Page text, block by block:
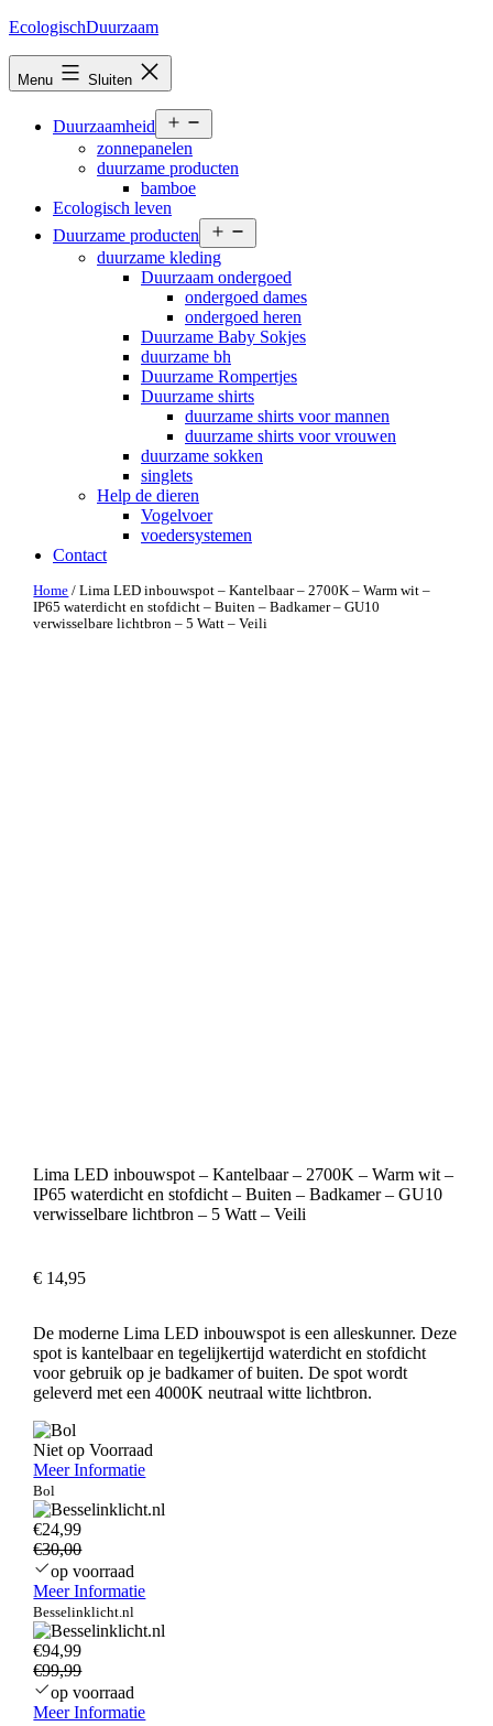
Ga
inhoud
EcologischDuurzaam
Menu Sluiten
Duurzaamheid
menu
zonnepanelen
duurzame producten
bamboe
Ecologisch leven
Duurzame producten
menu
duurzame kleding
Duurzaam ondergoed
ondergoed dames
ondergoed heren
Duurzame Baby Sokjes
duurzame bh
Duurzame Rompertjes
Duurzame shirts
duurzame shirts voor mannen
duurzame shirts voor vrouwen
duurzame sokken
singlets
Help de dieren
Vogelvoer
voedersystemen
Contact
Home / Lima LED inbouwspot – Kantelbaar – 2700K – Warm wit –
IP65 waterdicht en stofdicht – Buiten – Badkamer – GU10
verwisselbare lichtbron – 5 Watt – Veili
Lima LED inbouwspot – Kantelbaar – 2700K – Warm wit –
IP65 waterdicht en stofdicht – Buiten – Badkamer – GU10
verwisselbare lichtbron – 5 Watt – Veili
€ 14,95
De moderne Lima LED inbouwspot is een alleskunner. Deze
spot is kantelbaar en tegelijkertijd waterdicht en stofdicht
voor gebruik op je badkamer of buiten. De spot wordt
geleverd met een 4000K neutraal witte lichtbron.
Niet op Voorraad
Meer Informatie
Bol
€24,99
€30,00
op voorraad
Meer Informatie
Besselinklicht.nl
€94,99
€99,99
op voorraad
Meer Informatie